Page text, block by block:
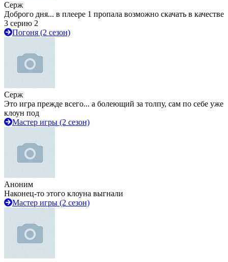
Серж
Доброго дня... в плеере 1 пропала возможно скачать в качестве
3 серию 2
Погоня (2 сезон)
Серж
Это игра прежде всего... а болеющий за толпу, сам по себе уже
клоун под
Мастер игры (2 сезон)
Аноним
Наконец-то этого клоуна выгнали
Мастер игры (2 сезон)